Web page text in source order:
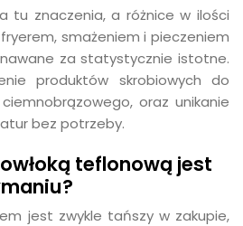
tu znaczenia, a różnice w ilości
smażeniem i pieczeniem
za statystycznie istotne.
produktów skrobiowych do
oraz unikanie
bez potrzeby.
teflonową jest
jest zwykle tańszy w zakupie,